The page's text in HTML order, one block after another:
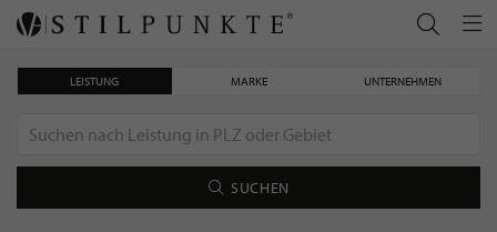
LEISTUNG MARKE UNTERNEHMEN
SUCHEN